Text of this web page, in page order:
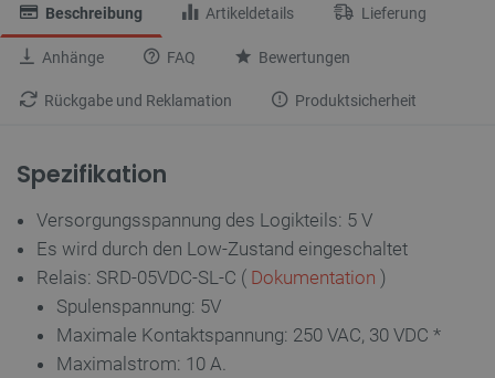
Beschreibung Artikeldetails Lieferung
Anhänge FAQ Bewertungen
Rückgabe und Reklamation Produktsicherheit
Spezifikation
Versorgungsspannung des Logikteils: 5 V
Es wird durch den Low-Zustand eingeschaltet
Relais: SRD-05VDC-SL-C ( Dokumentation )
Spulenspannung: 5V
Maximale Kontaktspannung: 250 VAC, 30 VDC *
Maximalstrom: 10 A.